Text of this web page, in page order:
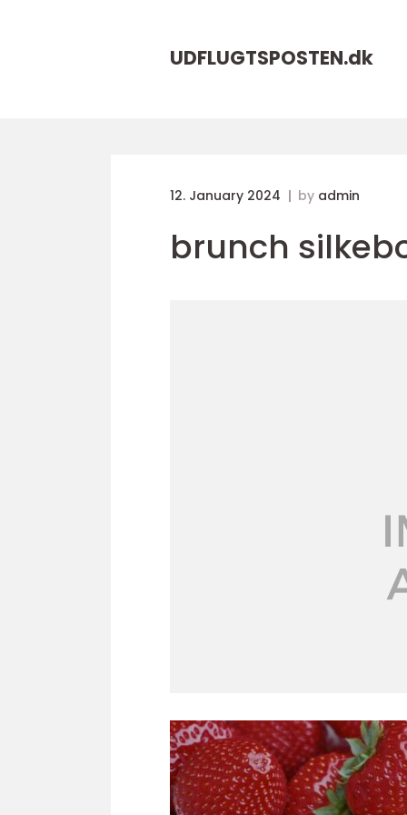
UDFLUGTSPOSTEN.dk
12. January 2024 by admin
brunch